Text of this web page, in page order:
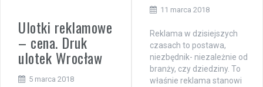
11 marca 2018
Reklama w dzisiejszych
czasach to postawa,
niezbędnik- niezależnie od
branży, czy dziedziny. To
właśnie reklama stanowi
Ulotki reklamowe
– cena. Druk
ulotek Wrocław
5 marca 2018